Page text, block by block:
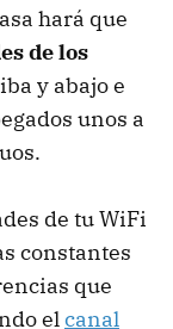
hará que
de los
y abajo e
unos a
de tu WiFi
constantes
que
elcanal